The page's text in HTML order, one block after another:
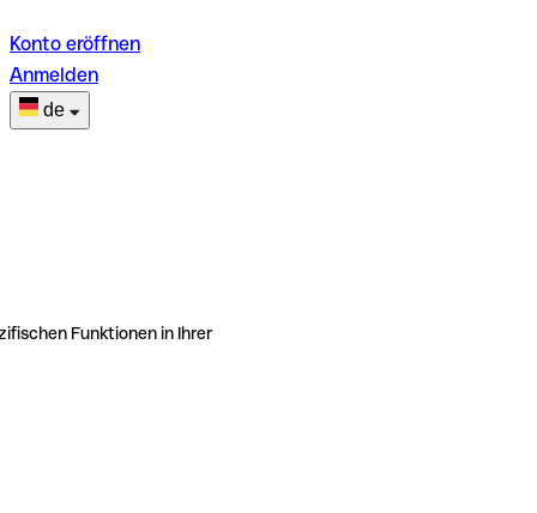
Konto eröffnen
Anmelden
de
Funktionen in Ihrer